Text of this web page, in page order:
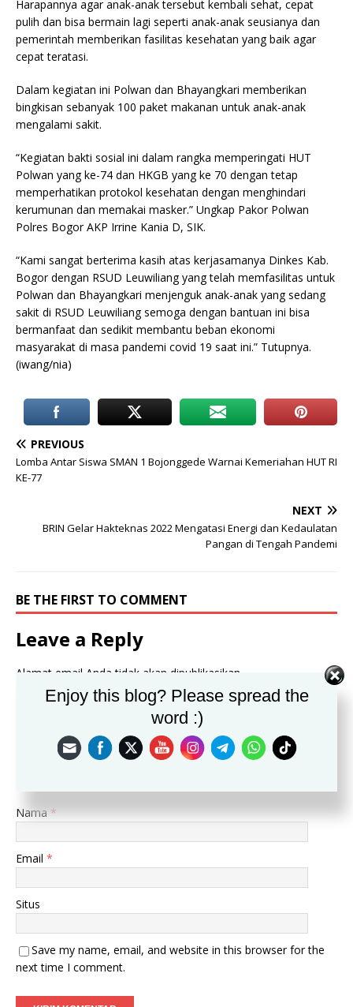
Harapannya agar anak-anak tersebut kembali sehat, cepat
pulih dan bisa bermain lagi seperti anak-anak seusianya dan
pemerintah memberikan fasilitas kesehatan yang baik agar
cepat teratasi.
Dalam kegiatan ini Polwan dan Bhayangkari memberikan
bingkisan sebanyak 100 paket makanan untuk anak-anak
mengalami sakit.
“Kegiatan bakti sosial ini dalam rangka memperingati HUT
Polwan yang ke-74 dan HKGB yang ke 70 dengan tetap
memperhatikan protokol kesehatan dengan menghindari
kerumunan dan memakai masker.” Ungkap Pakor Polwan
Polres Bogor AKP Irrine Kania D, SIK.
“Kami sangat berterima kasih atas kerjasamanya Dinkes Kab.
Bogor dengan RSUD Leuwiliang yang telah memfasilitas untuk
Polwan dan Bhayangkari menjenguk anak-anak yang sedang
sakit di RSUD Leuwiliang semoga dengan bantuan ini bisa
bermanfaat dan sedikit membantu beban ekonomi
masyarakat di masa pandemi covid 19 saat ini.” Tutupnya.
(iwang/nia)
PREVIOUS
Lomba Antar Siswa SMAN 1 Bojonggede Warnai Kemeriahan HUT RI
KE-77
NEXT
BRIN Gelar Hakteknas 2022 Mengatasi Energi dan Kedaulatan
Pangan di Tengah Pandemi
BE THE FIRST TO COMMENT
Leave a Reply
Alamat email Anda tidak akan dipublikasikan.
Komentar
Nama *
Email *
Situs
Save my name, email, and website in this browser for the
next time I comment.
Enjoy this blog? Please spread the
word :)